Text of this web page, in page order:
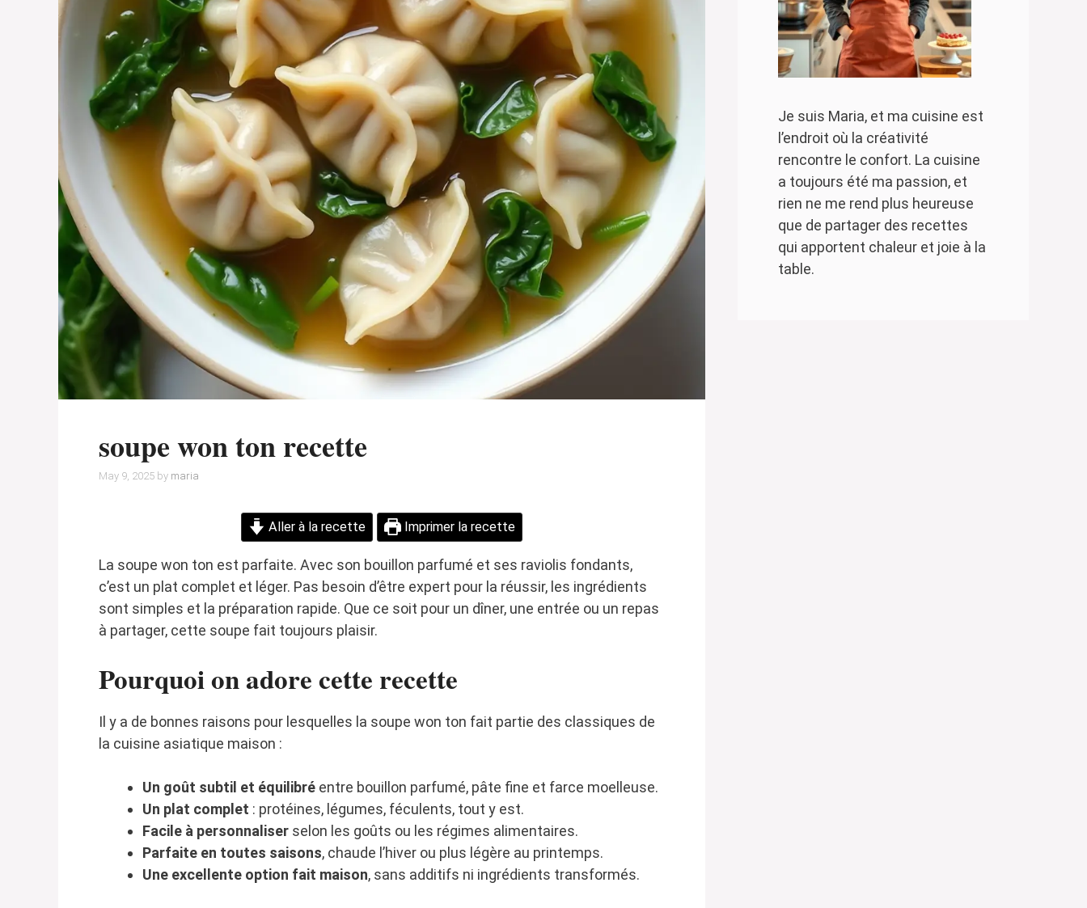
soupe won ton recette
May 9, 2025 by maria
Aller à la recette Imprimer la recette
La soupe won ton est parfaite. Avec son bouillon parfumé et ses raviolis fondants,
c’est un plat complet et léger. Pas besoin d’être expert pour la réussir, les ingrédients
sont simples et la préparation rapide. Que ce soit pour un dîner, une entrée ou un repas
à partager, cette soupe fait toujours plaisir.
Pourquoi on adore cette recette
Il y a de bonnes raisons pour lesquelles la soupe won ton fait partie des classiques de
la cuisine asiatique maison :
Un goût subtil et équilibré entre bouillon parfumé, pâte fine et farce moelleuse.
Un plat complet : protéines, légumes, féculents, tout y est.
Facile à personnaliser selon les goûts ou les régimes alimentaires.
Parfaite en toutes saisons, chaude l’hiver ou plus légère au printemps.
Une excellente option fait maison, sans additifs ni ingrédients transformés.
Je suis Maria, et ma cuisine est
l’endroit où la créativité
rencontre le confort. La cuisine
a toujours été ma passion, et
rien ne me rend plus heureuse
que de partager des recettes
qui apportent chaleur et joie à la
table.